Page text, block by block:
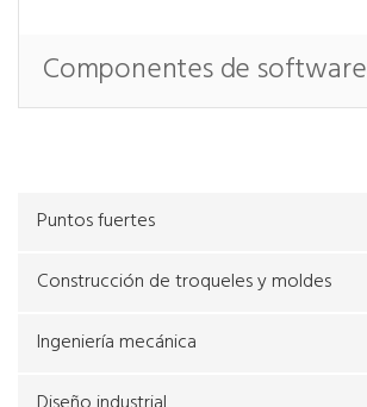
Componentes de software
Puntos fuertes
Construcción de troqueles y moldes
Ingeniería mecánica